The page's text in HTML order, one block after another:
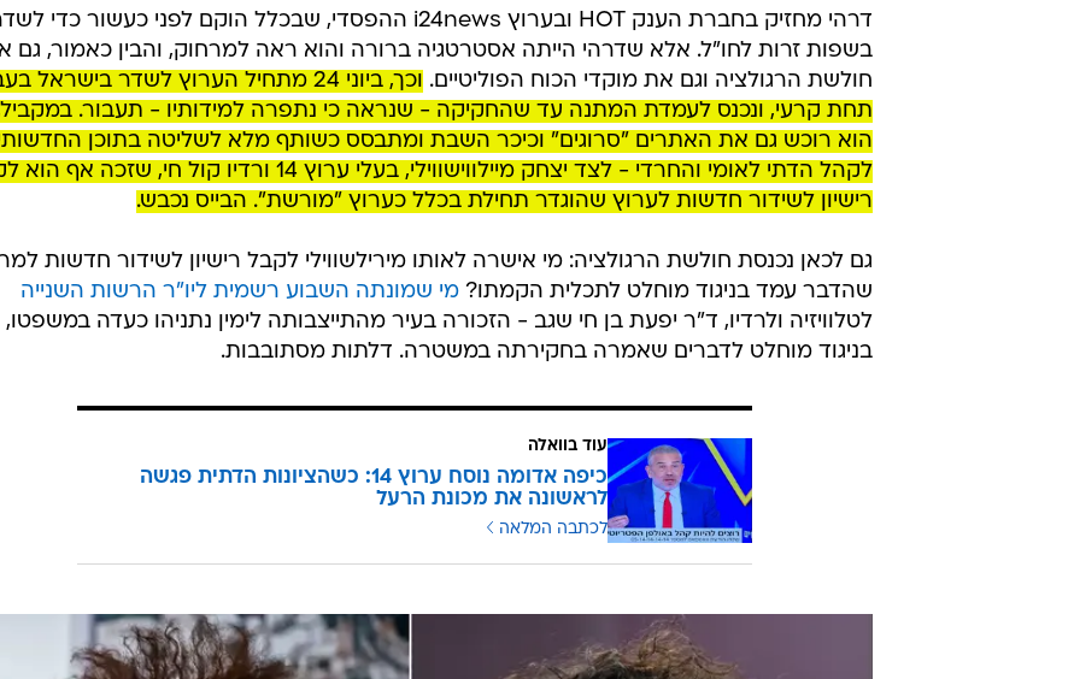
פטריק דרהי, לן בלווטניק / פטריק דרהי אימג'בנק GettyImages לן בלווטניק מארק ניימן/לע"מ
דרהי מחזיק בחברת הענק HOT ובערוץ i24news ההפסדי, שבכלל הוקם לפני כעשור כדי לשדר
בשפות זרות לחו"ל. אלא שדרהי הייתה אסטרטגיה ברורה והוא ראה למרחוק, והבין כאמור, גם
חולשת הרגולציה וגם את מוקדי הכוח הפוליטיים.
וכך, ביוני 24 מתחיל הערוץ לשדר בישראל
תחת קרעי, ונכנס לעמדת המתנה עד שהחקיקה - שנראה כי נתפרה למידותיו - תעבור. במקביל,
רישיון לשידור חדשות לערוץ שהוגדר תחילת בכלל כערוץ "מורשת". הבייס נכבש.
גם לכאן נכנסת חולשת הרגולציה: מי אישרה לאותו מירילשווילי לקבל רישיון לשידור חדשות
שהדבר עמד בניגוד מוחלט לתכלית הקמתו?
בניגוד מוחלט לדברים שאמרה בחקירתה במשטרה. דלתות מסתובבות.